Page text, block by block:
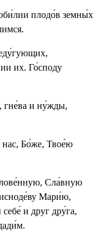
плодо́в земны́х
их. Го́споду
гне́ва и ну́жды,
нас, Бо́же, Твое́ю
Сла́вную
Мари́ю,
и друг дру́га,